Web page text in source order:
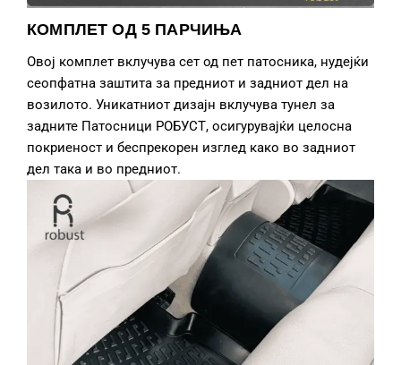
КОМПЛЕТ ОД 5 ПАРЧИЊА
Овој комплет вклучува сет од пет патосника, нудејќи
сеопфатна заштита за предниот и задниот дел на
возилото. Уникатниот дизајн вклучува тунел за
задните Патосници РОБУСТ, осигурувајќи целосна
покриеност и беспрекорен изглед како во задниот
дел така и во предниот.